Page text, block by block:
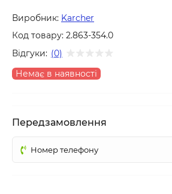
Виробник: Karcher
Код товару: 2.863-354.0
Відгуки: (0)
Немає в наявності
Передзамовлення